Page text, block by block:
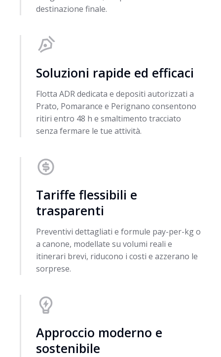
destinazione finale.
Soluzioni rapide ed efficaci
Flotta ADR dedicata e depositi autorizzati a
Prato, Pomarance e Perignano consentono
ritiri entro 48 h e smaltimento tracciato
senza fermare le tue attività.
Tariffe flessibili e
trasparenti
Preventivi dettagliati e formule pay-per-kg o
a canone, modellate su volumi reali e
itinerari brevi, riducono i costi e azzerano le
sorprese.
Approccio moderno e
sostenibile